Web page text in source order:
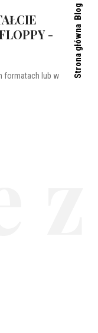
Blog
Strona główna
-
formatach lub w